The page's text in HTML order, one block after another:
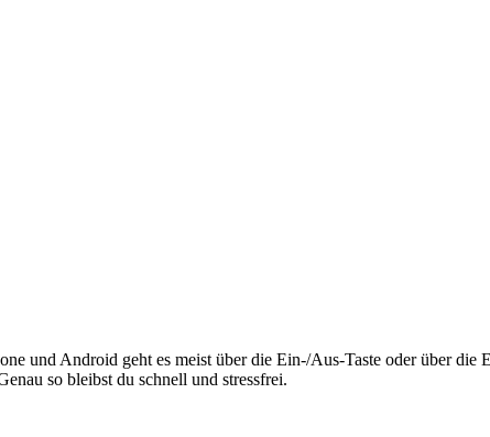
und Android geht es meist über die Ein-/Aus-Taste oder über die
so bleibst du schnell und stressfrei.